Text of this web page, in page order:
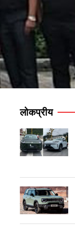
लोकप्रीय